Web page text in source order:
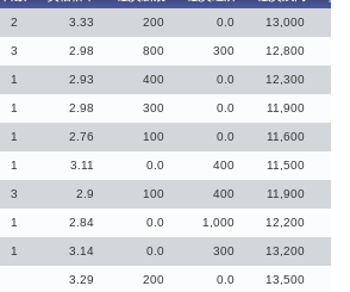
2 3.33 200 0.0 13,000
3 2.98 800 300 12,800
1 2.93 400 0.0 12,300
1 2.98 300 0.0 11,900
1 2.76 100 0.0 11,600
1 3.11 0.0 400 11,500
3 2.9 100 400 11,900
1 2.84 0.0 1,000 12,200
1 3.14 0.0 300 13,200
3.29 200 0.0 13,500